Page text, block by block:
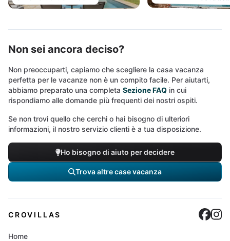
Non sei ancora deciso?
Non preoccuparti, capiamo che scegliere la casa vacanza
perfetta per le vacanze non è un compito facile. Per aiutarti,
abbiamo preparato una completa Sezione FAQ in cui
rispondiamo alle domande più frequenti dei nostri ospiti.
Se non trovi quello che cerchi o hai bisogno di ulteriori
informazioni, il nostro servizio clienti è a tua disposizione.
Ho bisogno di aiuto per decidere
Trova altre case vacanza
CROVILLAS
Home